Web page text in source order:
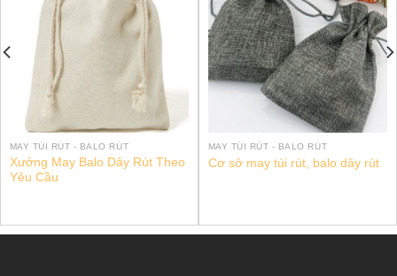
MAY TÚI RÚT - BALO RÚT
Xưởng May Balo Dây Rút Theo
Yêu Cầu
MAY TÚI RÚT - BALO RÚT
Cơ sở may túi rút, balo dây rút